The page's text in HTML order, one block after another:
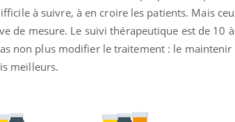
à suivre, à en croire les patients. Mais
de mesure. Le suivi thérapeutique est de 10
non plus modifier le traitement : le maintenir
meilleurs.